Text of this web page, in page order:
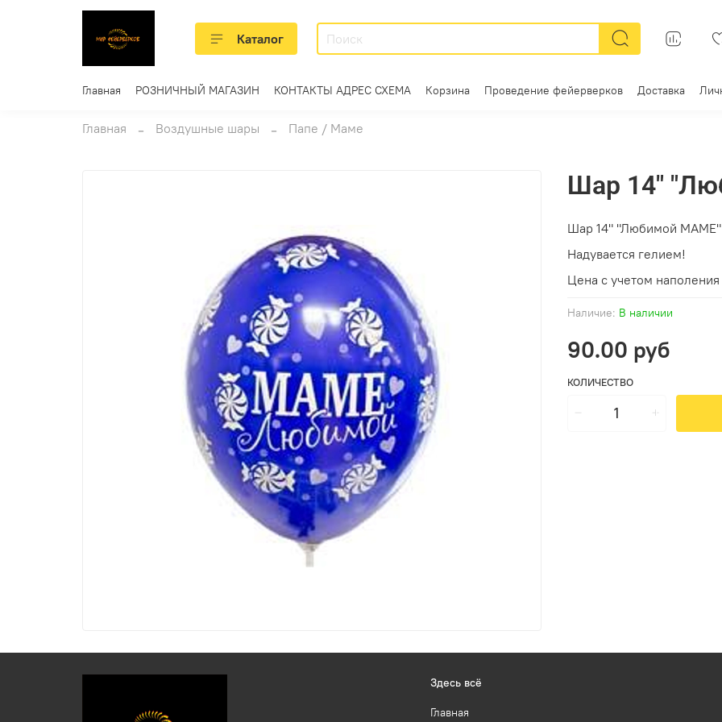
Каталог
Главная РОЗНИЧНЫЙ МАГАЗИН КОНТАКТЫ АДРЕС СХЕМА Корзина Проведение фейерверков Доставка
Главная Воздушные шары Папе / Маме
Наличие: В наличии
Шар 14"
90.00 руб
КОЛИЧЕСТВО
Шар 14" "Любимой МАМЕ"
Надувается гелием!
Цена с учетом
Здесь всё
Главная